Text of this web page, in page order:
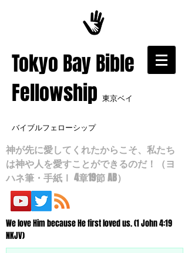
​Tokyo Bay Bible
Fellowship 東京ベイ
バイブルフェローシップ
神が先に愛してくれたからこそ、私たち
は神や人を愛すことができるのだ！（ヨ
ハネ筆・手紙Ⅰ 4章19節 AB）
We love Him because He first loved us. (1 John 4:19
NKJV)